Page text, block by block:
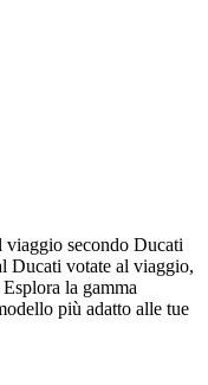
secondo Ducati
Ducati votate al viaggio,
la gamma
più adatto alle tue